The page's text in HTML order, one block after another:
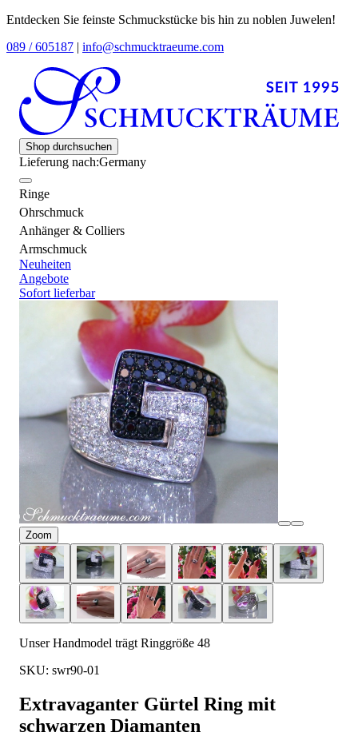
Entdecken Sie feinste Schmuckstücke bis hin zu noblen Juwelen!
089 / 605187 | info@schmucktraeume.com
Shop durchsuchen
Lieferung nach:Germany
Ringe
Ohrschmuck
Anhänger & Colliers
Armschmuck
Neuheiten
Angebote
Sofort lieferbar
Zoom
Unser Handmodel trägt Ringgröße 48
SKU: swr90-01
Extravaganter Gürtel Ring mit
schwarzen Diamanten